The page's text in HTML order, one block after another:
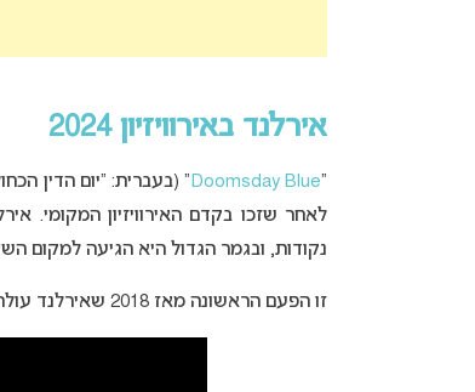
אירלנד באירוויזיון 2024
“
Doomsday Blue ” (בעברית: “יום הדין
נקודות, ובגמר הגדול היא הגיעה למקום השישי עם 278 נקודות. אירלנד לא קיבלה
זו הפעם הראשונה מאז 2018 שאירלנד עולה לגמר, והתוצאה הטובה ביותר של המדינה מאז שנת 2000.